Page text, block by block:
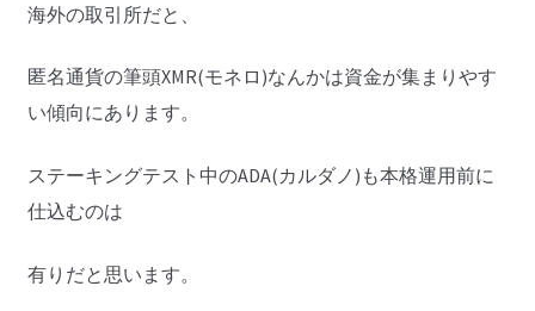
海外の取引所だと、
匿名通貨の筆頭XMR(モネロ)なんかは資金が集まりやす
い傾向にあります。
ステーキングテスト中のADA(カルダノ)も本格運用前に
仕込むのは
有りだと思います。